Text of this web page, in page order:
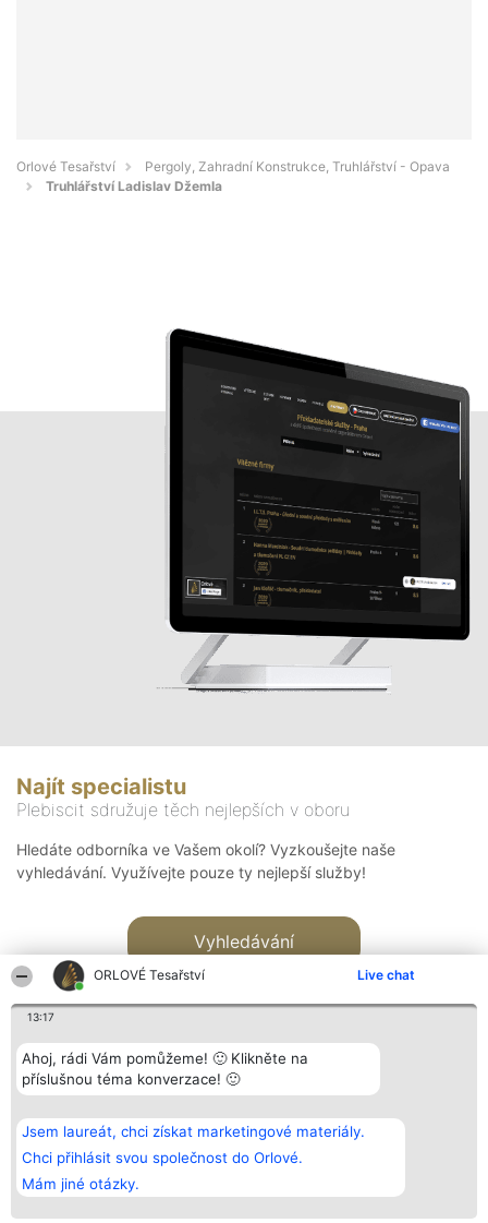
ORLOVÉ Tesařství Live chat
13:17
Ahoj, rádi Vám pomůžeme! 🙂 Klikněte na
příslušnou téma konverzace! 🙂
Jsem laureát, chci získat marketingové materiály.
Chci přihlásit svou společnost do Orlové.
Mám jiné otázky.
Orlové Tesařství
Pergoly, Zahradní Konstrukce, Truhlářství - Opava
Truhlářství Ladislav Džemla
Najít specialistu
Plebiscit sdružuje těch nejlepších v oboru
Hledáte odborníka ve Vašem okolí? Vyzkoušejte naše
vyhledávání. Využívejte pouze ty nejlepší služby!
Vyhledávání
Bright Side Solutions sp. z o.
o. sp. k.
ul. Ruska 22
Wrocław 50-079
KRS 0000749100 | Regon
381313360 | NIP 8943132676
Vítězové
Seznam všech
laureátů
Zásady
Zásady
Kontakt